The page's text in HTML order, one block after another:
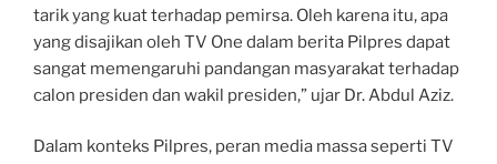
tarik yang kuat terhadap pemirsa. Oleh karena itu, apa
yang disajikan oleh TV One dalam berita Pilpres dapat
sangat memengaruhi pandangan masyarakat terhadap
calon presiden dan wakil presiden,” ujar Dr. Abdul Aziz.
Dalam konteks Pilpres, peran media massa seperti TV